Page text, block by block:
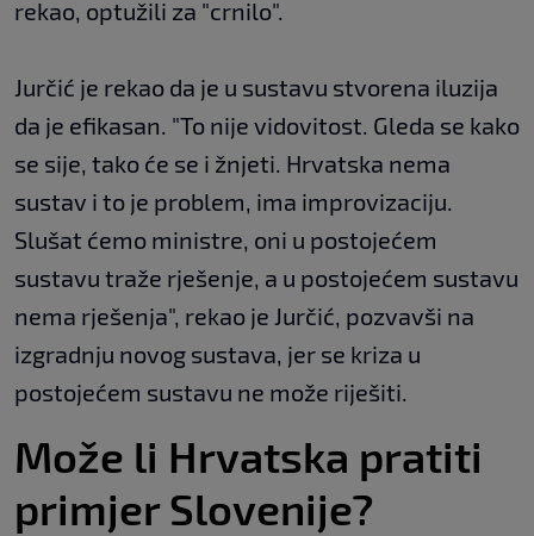
rekao, optužili za "crnilo".
Jurčić je rekao da je u sustavu stvorena iluzija
da je efikasan. "To nije vidovitost. Gleda se kako
se sije, tako će se i žnjeti. Hrvatska nema
sustav i to je problem, ima improvizaciju.
Slušat ćemo ministre, oni u postojećem
sustavu traže rješenje, a u postojećem sustavu
nema rješenja", rekao je Jurčić, pozvavši na
izgradnju novog sustava, jer se kriza u
postojećem sustavu ne može riješiti.
Može li Hrvatska pratiti
primjer Slovenije?